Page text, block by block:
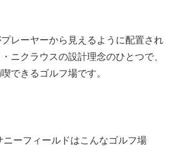
レーヤーから見えるように配置され
ニクラウスの設計理念のひとつで、
できるゴルフ場です。
ニーフィールドはこんなゴルフ場